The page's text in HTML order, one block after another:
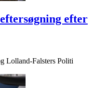
efter
Lolland-Falsters Politi